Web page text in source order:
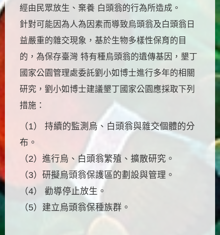
經由民眾放生、棄養 白頭翁的行為所造成。
針對可能因為人為因素而導致烏頭翁及白頭翁日
益嚴重的雜交現象，基於生物多樣性保育的目
的，為保存臺灣 特有種烏頭翁的遺傳基因，墾丁
國家公園管理處委託劉小如博士進行多年的相關
研究，劉小如博士建議墾丁國家公園應採取下列
措施：
（1） 持續的監測烏、白頭翁與雜交個體的分
布。
（2）進行烏、白頭翁繁殖、擴散研究。
（3）研擬烏頭翁保護區的劃設與管理。
（4） 勸導停止放生。
（5）建立烏頭翁保種族群。